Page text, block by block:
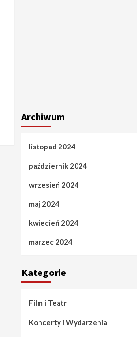
Archiwum
listopad 2024
październik 2024
wrzesień 2024
maj 2024
kwiecień 2024
marzec 2024
Kategorie
Film i Teatr
Koncerty i Wydarzenia